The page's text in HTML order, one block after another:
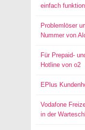
einfach
Problemlöser
Nummer von
Für Prepaid-
Hotline von o2
EPlus
Vodafone
in der